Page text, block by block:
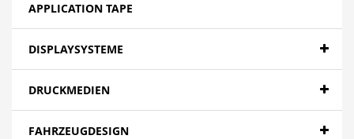
APPLICATION TAPE
DISPLAYSYSTEME
DRUCKMEDIEN
FAHRZEUGDESIGN